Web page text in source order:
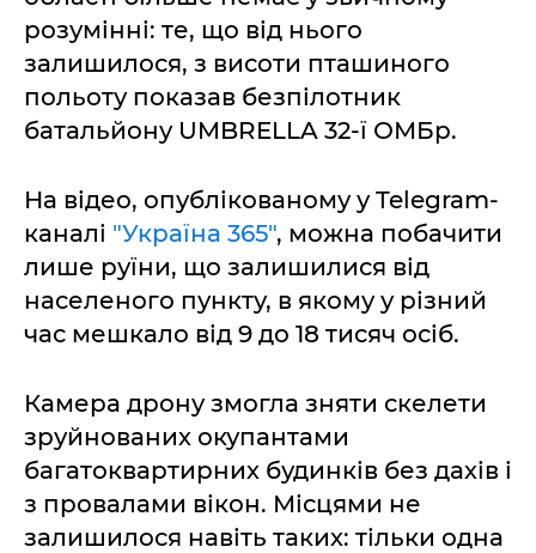
розумінні: те, що від нього
залишилося, з висоти пташиного
польоту показав безпілотник
батальйону UMBRELLA 32-ї ОМБр.
На відео, опублікованому у Telegram-
каналі "Україна 365", можна побачити
лише руїни, що залишилися від
населеного пункту, в якому у різний
час мешкало від 9 до 18 тисяч осіб.
Камера дрону змогла зняти скелети
зруйнованих окупантами
багатоквартирних будинків без дахів і
з провалами вікон. Місцями не
залишилося навіть таких: тільки одна